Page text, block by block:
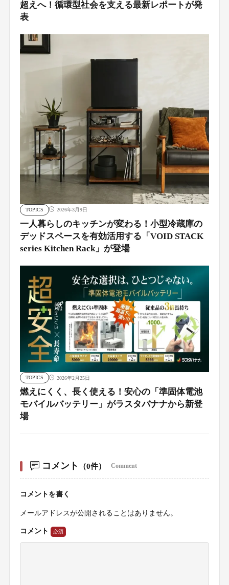
超えへ！循環型社会を支える最新レポートが発
表
TOPICS 2026年3月9日
一人暮らしのキッチンが変わる！小型冷蔵庫の
デッドスペースを有効活用する「VOID STACK
series Kitchen Rack」が登場
TOPICS 2026年2月25日
燃えにくく、長く使える！安心の「準固体電池
モバイルバッテリー」がラスタバナナから新登
場
コメント （0件） Comment
コメントを書く
メールアドレスが公開されることはありません。
コメント